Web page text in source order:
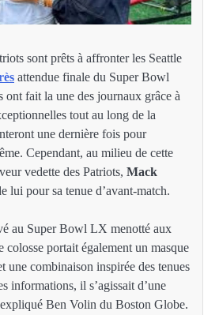
sont prêts à affronter les Seattle
attendue finale du Super Bowl
fait la une des journaux grâce à
tout au long de la
une dernière fois pour
Cependant, au milieu de cette
vedette des Patriots, Mack
lui pour sa tenue d’avant-match.
au Super Bowl LX menotté aux
colosse portait également un masque
une combinaison inspirée des tenues
informations, il s’agissait d’une
Ben Volin du Boston Globe.